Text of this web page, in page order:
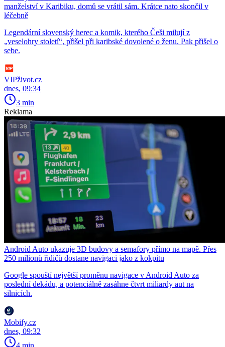
manželství v Karibiku, domů se vrátil sám. Krátce nato skončil v
léčebně
Legendární slovenský herec a komik, kterého Češi milují z
„veselohry století“, přišel při karibské dovolené o ženu. Pak přišel o
sebe.
VIPživot.cz
dnes, 09:34
3 min
Reklama
Android Auto ukazuje 3D budovy a semafory přímo na mapě. Přes
250 milionů řidičů dostane navigaci jako z kokpitu
Google spouští největší proměnu navigace v Android Auto za
poslední dekádu, a potenciálně zasáhne čtvrt miliardy aut na
silnicích.
Mobify.cz
dnes, 09:32
4 min